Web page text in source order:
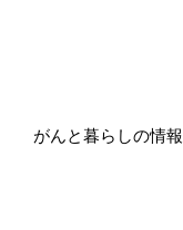
がんと暮らしの情報